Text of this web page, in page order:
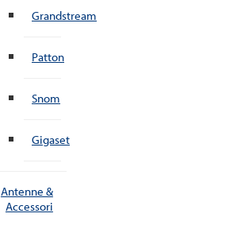
Grandstream
Patton
Snom
Gigaset
Antenne &
Accessori